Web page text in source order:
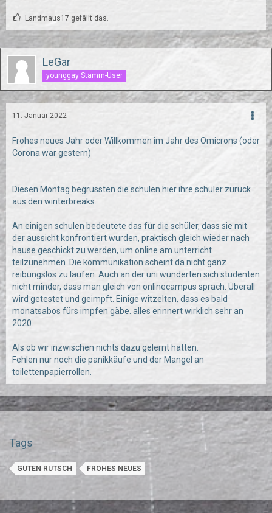
Landmaus17 gefällt das.
LeGar
younggay Stamm-User
11. Januar 2022
Frohes neues Jahr oder Willkommen im Jahr des Omicrons (oder
Corona war gestern)
Diesen Montag begrüssten die schulen hier ihre schüler zurück
aus den winterbreaks.
An einigen schulen bedeutete das für die schüler, dass sie mit
der aussicht konfrontiert wurden, praktisch gleich wieder nach
hause geschickt zu werden, um online am unterricht
teilzunehmen. Die kommunikation scheint da nicht ganz
reibungslos zu laufen. Auch an der uni wunderten sich studenten
nicht minder, dass man gleich von onlinecampus sprach. Überall
wird getestet und geimpft. Einige witzelten, dass es bald
monatsabos fürs impfen gäbe. alles erinnert wirklich sehr an
2020.
Als ob wir inzwischen nichts dazu gelernt hätten.
Fehlen nur noch die panikkäufe und der Mangel an
toilettenpapierrollen.
Tags
GUTEN RUTSCH FROHES NEUES